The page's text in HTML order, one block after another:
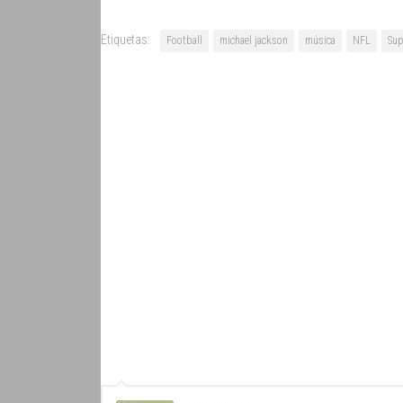
Etiquetas: Football michael jackson música NFL